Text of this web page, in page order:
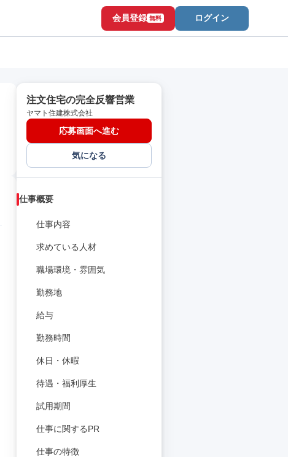
会員登録 無料 ログイン
注文住宅の完全反響営業
ヤマト住建株式会社
応募画面へ進む
気になる
仕事概要
仕事内容
求めている人材
職場環境・雰囲気
勤務地
給与
勤務時間
休日・休暇
待遇・福利厚生
試用期間
仕事に関するPR
仕事の特徴